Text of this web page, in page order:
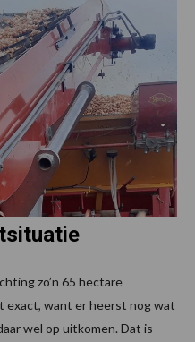
zo’n 65 hectare
exact, want er heerst nog wat
wel op uitkomen. Dat is